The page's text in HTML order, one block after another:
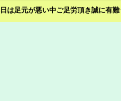
足元が悪い中ご足労頂き誠に有難